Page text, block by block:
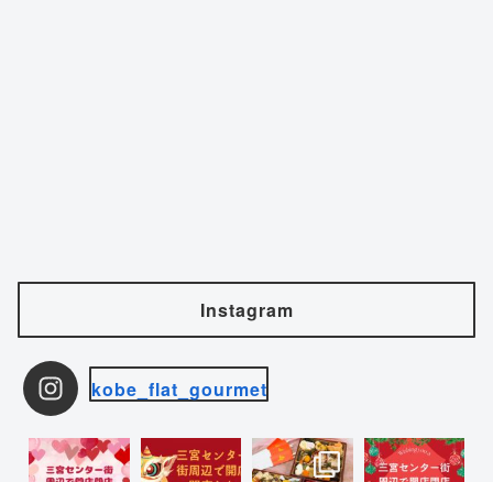
Instagram
kobe_flat_gourmet